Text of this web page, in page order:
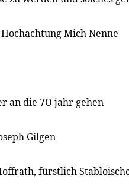
Mich Nenne
an die 7O jahr gehen
Gilgen
fürstlich